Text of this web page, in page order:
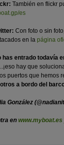
También en flickr
es
Con foto o sin
en la página
has entrado todavía
hay que
puertos que hemos
a bordo del
González
en www.myboat.es